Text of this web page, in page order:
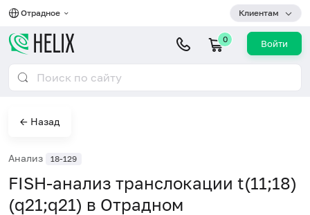
Отрадное Клиентам
0 Войти
← Назад
Анализ 18-129
FISH-анализ транслокации t(11;18)
(q21;q21) в Отрадном